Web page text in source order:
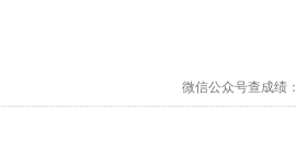
微信公众号查成绩：